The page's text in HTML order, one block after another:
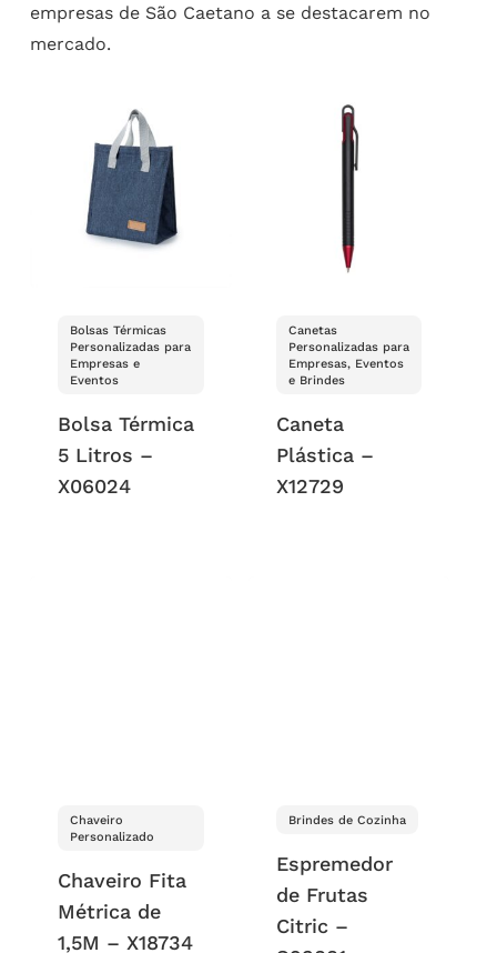
empresas de São Caetano a se destacarem no
mercado.
Bolsas Térmicas
Personalizadas para
Empresas e
Eventos
Bolsa Térmica
5 Litros –
X06024
Canetas
Personalizadas para
Empresas, Eventos
e Brindes
Caneta
Plástica –
X12729
Chaveiro
Personalizado
Chaveiro Fita
Métrica de
1,5M – X18734
Brindes de Cozinha
Espremedor
de Frutas
Citric –